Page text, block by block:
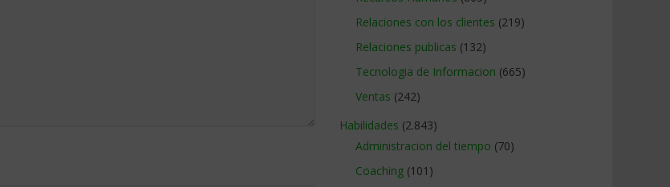
Relaciones con los clientes (219)
Relaciones publicas (132)
Tecnologia de Informacion (665)
Ventas (242)
Habilidades (2.843)
Administracion del tiempo (70)
Coaching (101)